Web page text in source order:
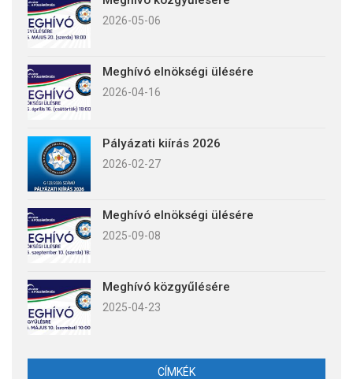
2026-05-06
Meghívó elnökségi ülésére
2026-04-16
Pályázati kiírás 2026
2026-02-27
Meghívó elnökségi ülésére
2025-09-08
Meghívó közgyűlésére
2025-04-23
CÍMKÉK